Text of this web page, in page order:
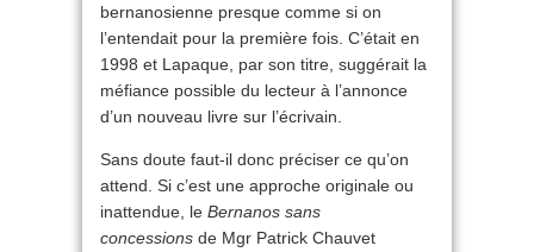
bernanosienne presque comme si on
l’entendait pour la première fois. C’était en
1998 et Lapaque, par son titre, suggérait la
méfiance possible du lecteur à l’annonce
d’un nouveau livre sur l’écrivain.
Sans doute faut-il donc préciser ce qu’on
attend. Si c’est une approche originale ou
inattendue, le Bernanos sans
concessions de Mgr Patrick Chauvet